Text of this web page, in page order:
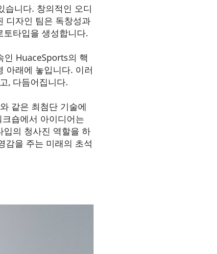
습니다. 창의적인 오디
디자인 팀은 독창성과
타입을 생성합니다.
인 HuaceSports의 핵
아래에 놓입니다. 이러
, 다듬어집니다.
같은 최첨단 기술에
숍에서 아이디어는
의 청사진 역할을 하
감을 주는 미래의 초석